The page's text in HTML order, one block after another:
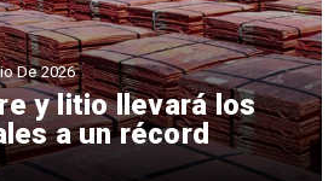
y litio llevará los
a un récord
De 2026